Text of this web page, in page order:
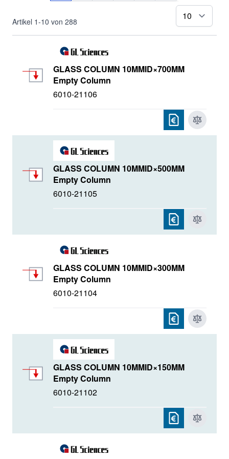
Artikel 1-10 von 288
GLASS COLUMN 10MMID×700MM
Empty Column
6010-21106
GLASS COLUMN 10MMID×500MM
Empty Column
6010-21105
GLASS COLUMN 10MMID×300MM
Empty Column
6010-21104
GLASS COLUMN 10MMID×150MM
Empty Column
6010-21102